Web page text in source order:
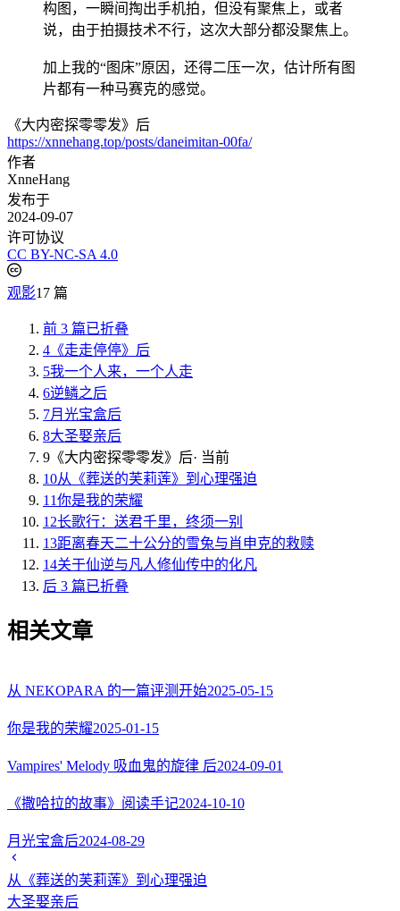
构图，一瞬间掏出手机拍，但没有聚焦上，或者
说，由于拍摄技术不行，这次大部分都没聚焦上。
加上我的“图床”原因，还得二压一次，估计所有图
片都有一种马赛克的感觉。
《大内密探零零发》后
https://xnnehang.top/posts/daneimitan-00fa/
作者
XnneHang
发布于
2024-09-07
许可协议
CC BY-NC-SA 4.0
观影17 篇
前 3 篇已折叠
4 《走走停停》后
5我一个人来，一个人走
6逆鳞之后
7月光宝盒后
8大圣娶亲后
9 《大内密探零零发》后· 当前
10从《葬送的芙莉莲》到心理强迫
11你是我的荣耀
12长歌行：送君千里，终须一别
13距离春天二十公分的雪兔与肖申克的救赎
14关于仙逆与凡人修仙传中的化凡
后 3 篇已折叠
相关文章
从 NEKOPARA 的一篇评测开始2025-05-15
你是我的荣耀2025-01-15
Vampires' Melody 吸血鬼的旋律 后2024-09-01
《撒哈拉的故事》阅读手记2024-10-10
月光宝盒后2024-08-29
从《葬送的芙莉莲》到心理强迫
大圣娶亲后